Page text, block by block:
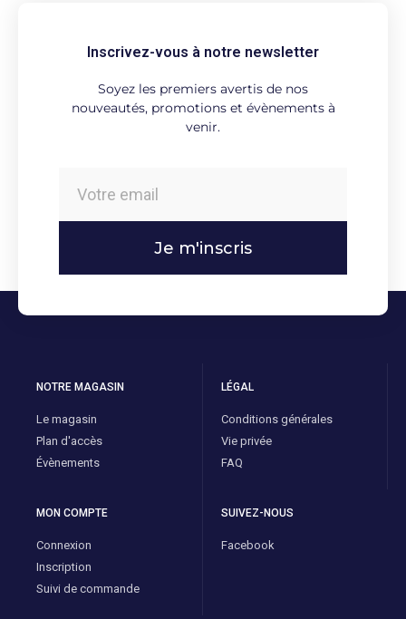
Inscrivez-vous à notre newsletter
Soyez les premiers avertis de nos
nouveautés, promotions et évènements à
venir.
Je m'inscris
NOTRE MAGASIN
Le magasin
Plan d'accès
Évènements
LÉGAL
Conditions générales
Vie privée
FAQ
MON COMPTE
Connexion
Inscription
Suivi de commande
SUIVEZ-NOUS
Facebook